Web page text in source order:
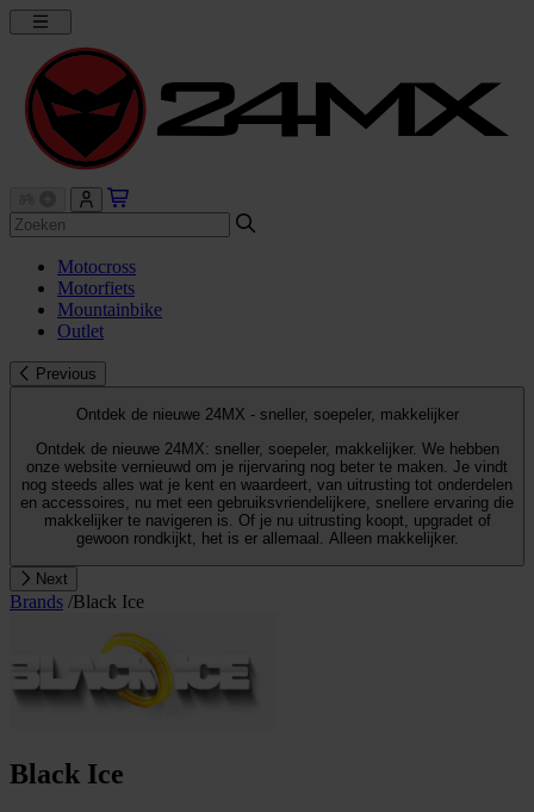
Motocross
Motorfiets
Mountainbike
Outlet
Previous
Ontdek de nieuwe 24MX - sneller, soepeler, makkelijker
Ontdek de nieuwe 24MX: sneller, soepeler, makkelijker. We hebben
onze website vernieuwd om je rijervaring nog beter te maken. Je vindt
nog steeds alles wat je kent en waardeert, van uitrusting tot onderdelen
en accessoires, nu met een gebruiksvriendelijkere, snellere ervaring die
makkelijker te navigeren is. Of je nu uitrusting koopt, upgradet of
gewoon rondkijkt, het is er allemaal. Alleen makkelijker.
Next
Brands /Black Ice
Black Ice